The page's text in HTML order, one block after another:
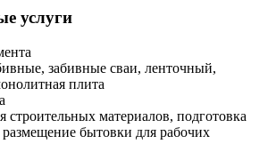
услуги
забивные сваи, ленточный,
плита
строительных материалов, подготовка
бытовки для рабочих